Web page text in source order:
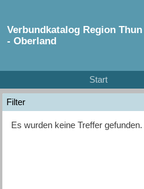
Verbundkatalog Region Thun
- Oberland
Start
Filter
Es wurden keine Treffer gefunden.